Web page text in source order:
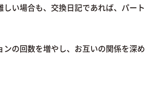
い場合も、交換日記であれば、パート
の回数を増やし、お互いの関係を深め